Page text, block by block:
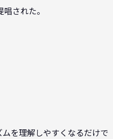
された。
を理解しやすくなるだけで